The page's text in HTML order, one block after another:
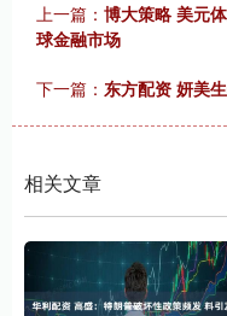
上一篇： 博大策略 美元
球金融市场
下一篇： 东方配资 妍美
相关文章